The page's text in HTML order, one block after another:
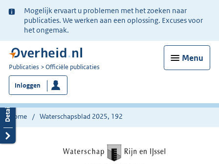
Ter
informatie:
Mogelijk ervaart u problemen met het zoeken naar
publicaties. We werken aan een oplossing. Excuses voor
het ongemak.
Menu
U
bent
nu
hier:
Publicaties Officiële publicaties
Inloggen
Home Waterschapsblad 2025, 192